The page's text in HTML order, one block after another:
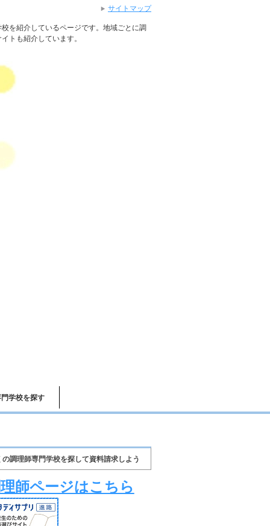
を紹介しているページです。地域ごとに調
トも紹介しています。
学校を探す
の調理師専門学校を探して資料請求しよう
師ページはこちら
サイトマップ